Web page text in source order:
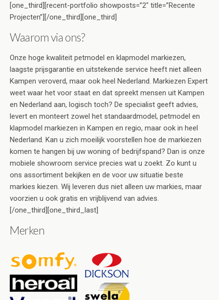
[one_third][recent-portfolio showposts=”2″ title=”Recente
Projecten”][/one_third][one_third]
Waarom via ons?
Onze hoge kwaliteit petmodel en klapmodel markiezen,
laagste prijsgarantie en uitstekende service heeft niet alleen
Kampen veroverd, maar ook heel Nederland. Markiezen Expert
weet waar het voor staat en dat spreekt mensen uit Kampen
en Nederland aan, logisch toch? De specialist geeft advies,
levert en monteert zowel het standaardmodel, petmodel en
klapmodel markiezen in Kampen en regio, maar ook in heel
Nederland. Kan u zich moeilijk voorstellen hoe de markiezen
komen te hangen bij uw woning of bedrijfspand? Dan is onze
mobiele showroom service precies wat u zoekt. Zo kunt u
ons assortiment bekijken en de voor uw situatie beste
markies kiezen. Wij leveren dus niet alleen uw markies, maar
voorzien u ook gratis en vrijblijvend van advies.
[/one_third][one_third_last]
Merken